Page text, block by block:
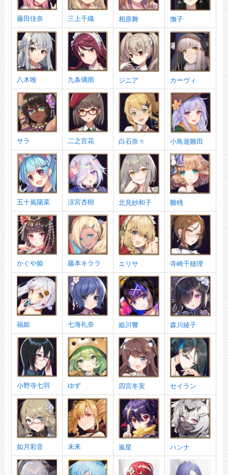
藤田佳奈 三上千織 相原舞 撫子
八木唯 九条璃雨 ジニア カーヴィ
サラ 二之宫花 白石奈々 小鳥遊雛田
五十嵐陽菜 涼宮杏樹 北見紗和子 雛桃
かぐや姫 藤本キララ エリサ 寺崎千穂理
福姫 七海礼奈 姫川響 森川綾子
小野寺七羽 ゆず 四宮冬実 セイラン
如月彩音 未来 嵐星 ハンナ